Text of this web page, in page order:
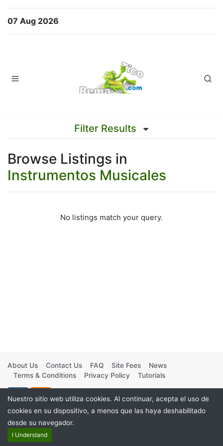
07 Aug 2026
Filter Results
Browse Listings in
Instrumentos Musicales
No listings match your query.
About Us Contact Us FAQ Site Fees
News
Terms & Conditions
Privacy Policy Tutorials
Nuestro sitio web utiliza cookies. Al continuar, acepta el uso de
cookies en su dispositivo, a menos que las haya deshabilitado
desde su navegador.
I Understand